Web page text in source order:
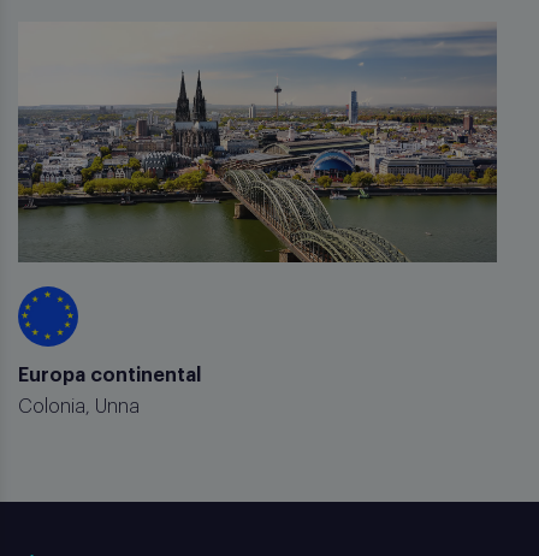
Europa continental
Colonia, Unna